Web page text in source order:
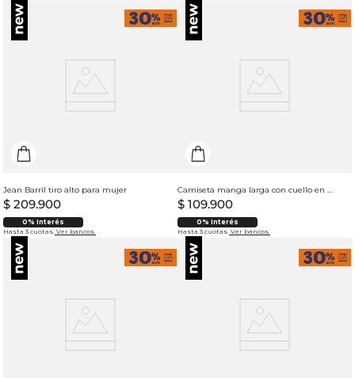
Jean Barril tiro alto para mujer
$ 209.900
0% Interés
Hasta 3 cuotas. Ver bancos.
Camiseta manga larga con cuello en V para mujer
$ 109.900
0% Interés
Hasta 3 cuotas. Ver bancos.